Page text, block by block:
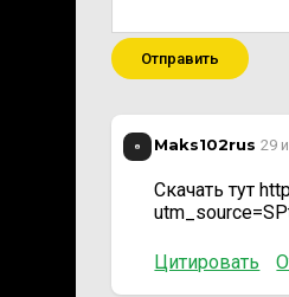
Отправить
Maks102rus 29
Скачать тут
Цитировать